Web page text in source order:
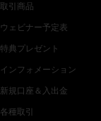
取引商品
ウェビナー予定表
特典プレゼント
インフォメーション
新規口座＆入出金
各種取引